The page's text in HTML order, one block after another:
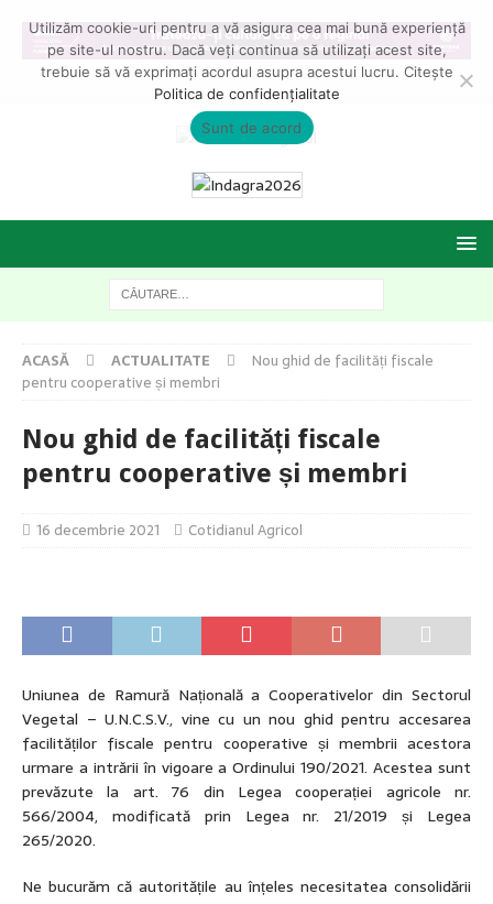
ACASĂ ACTUALITATE
Nou ghid de facilități fiscale
pentru cooperative și membri
Nou ghid de facilități fiscale
pentru cooperative și membri
16 decembrie 2021 Cotidianul Agricol
Uniunea de Ramură Națională a Cooperativelor din Sectorul
Vegetal – U.N.C.S.V., vine cu un nou ghid pentru accesarea
facilităților fiscale pentru cooperative și membrii acestora
urmare a intrării în vigoare a Ordinului 190/2021. Acestea sunt
prevăzute la art. 76 din Legea cooperației agricole nr.
566/2004, modificată prin Legea nr. 21/2019 și Legea
265/2020.
Ne bucurăm că autoritățile au înțeles necesitatea consolidării
Utilizăm cookie-uri pentru a vă asigura cea mai bună experiență
pe site-ul nostru. Dacă veți continua să utilizați acest site,
trebuie să vă exprimați acordul asupra acestui lucru. Citește
Politica de confidențialitate
Sunt de acord